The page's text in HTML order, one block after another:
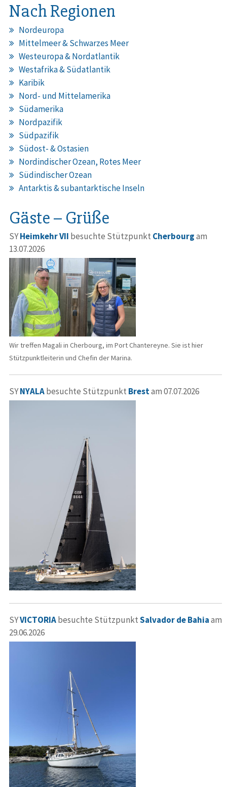
Nach Regionen
Nordeuropa
Mittelmeer & Schwarzes Meer
Westeuropa & Nordatlantik
Westafrika & Südatlantik
Karibik
Nord- und Mittelamerika
Südamerika
Nordpazifik
Südpazifik
Südost- & Ostasien
Nordindischer Ozean, Rotes Meer
Südindischer Ozean
Antarktis & subantarktische Inseln
Gäste – Grüße
SYHeimkehr VII besuchte Stützpunkt Cherbourgam
13.07.2026
Wir treffen Magali in Cherbourg, im Port Chantereyne. Sie ist hier
Stützpunktleiterin und Chefin der Marina.
SYNYALAbesuchte Stützpunkt Brestam 07.07.2026
SYVICTORIAbesuchte StützpunktSalvador de Bahiaam
29.06.2026